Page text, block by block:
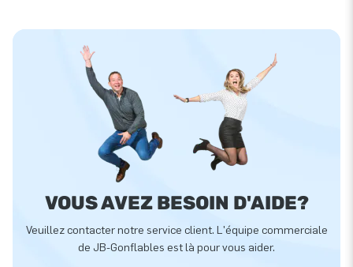
VOUS AVEZ BESOIN D'AIDE?
Veuillez contacter notre service client. L'équipe commerciale
de JB-Gonflables est là pour vous aider.